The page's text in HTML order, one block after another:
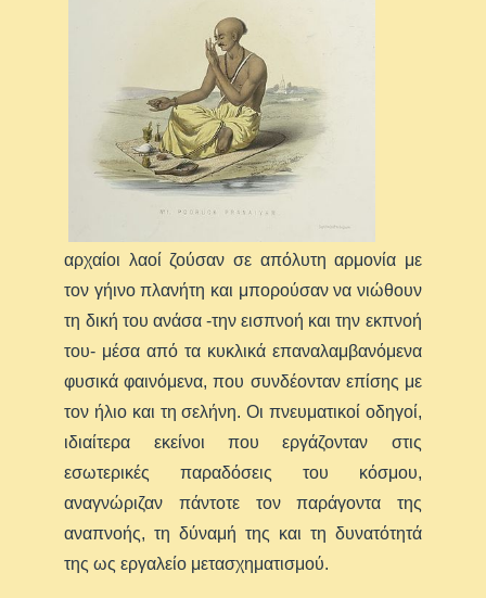
αρχαίοι λαοί ζούσαν σε απόλυτη αρμονία με
τον γήινο πλανήτη και μπορούσαν να νιώθουν
τη δική του ανάσα -την εισπνοή και την εκπνοή
του- μέσα από τα κυκλικά επαναλαμβανόμενα
φυσικά φαινόμενα, που συνδέονταν επίσης με
τον ήλιο και τη σελήνη. Οι πνευματικοί οδηγοί,
ιδιαίτερα εκείνοι που εργάζονταν στις
εσωτερικές παραδόσεις του κόσμου,
αναγνώριζαν πάντοτε τον παράγοντα της
αναπνοής, τη δύναμή της και τη δυνατότητά
της ως εργαλείο μετασχηματισμού.